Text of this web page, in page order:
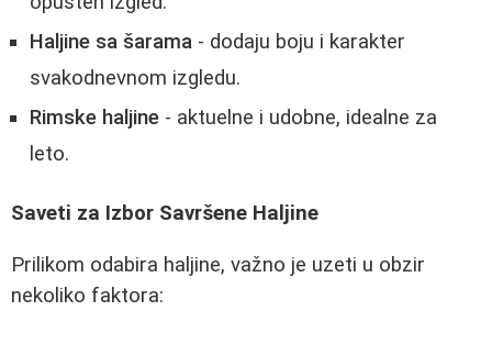
Haljine sa šarama - dodaju boju i karakter
svakodnevnom izgledu.
Rimske haljine - aktuelne i udobne, idealne za
leto.
Saveti za Izbor Savršene Haljine
Prilikom odabira haljine, važno je uzeti u obzir
nekoliko faktora: